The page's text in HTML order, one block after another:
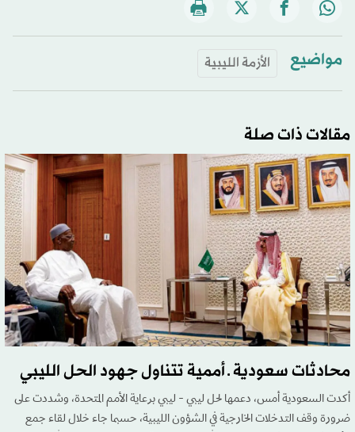
مواضيع الأزمة الليبية
مقالات ذات صلة
محادثات سعودية ـ أممية تتناول جهود الحل الليبي
أكدت السعودية أمس، دعمها لحل ليبي - ليبي برعاية الأمم المتحدة، وشددت على
ضرورة وقف التدخلات الخارجية في الشؤون الليبية، حسبما جاء خلال لقاء جمع